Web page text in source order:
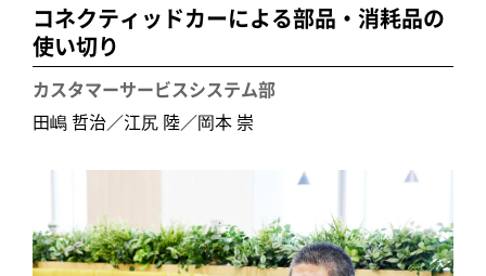
コネクティッドカーによる部品・消耗品の
使い切り
カスタマーサービスシステム部
田嶋 哲治／江尻 陸／岡本 崇